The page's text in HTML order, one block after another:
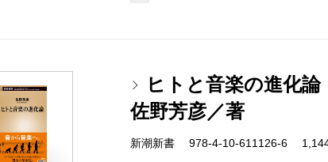
ヒトと音楽の進化論
佐野芳彦／著
新潮新書 978-4-10-611126-6